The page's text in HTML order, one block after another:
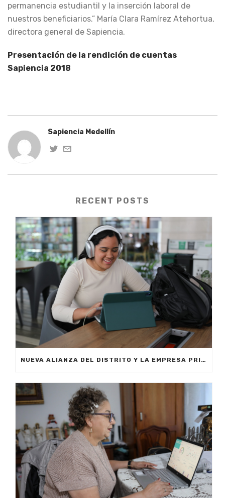
permanencia estudiantil y la inserción laboral de
nuestros beneficiarios.” María Clara Ramírez Atehortua,
directora general de Sapiencia.
Presentación de la rendición de cuentas
Sapiencia 2018
Sapiencia Medellín
RECENT POSTS
NUEVA ALIANZA DEL DISTRITO Y LA EMPRESA PRIVADA PERMITIRÁ FORMAR A CIUDADANOS DE MEDELLÍN EN INTELIGENCIA ARTIFICIAL APLICADA A LOS NEGOCIOS